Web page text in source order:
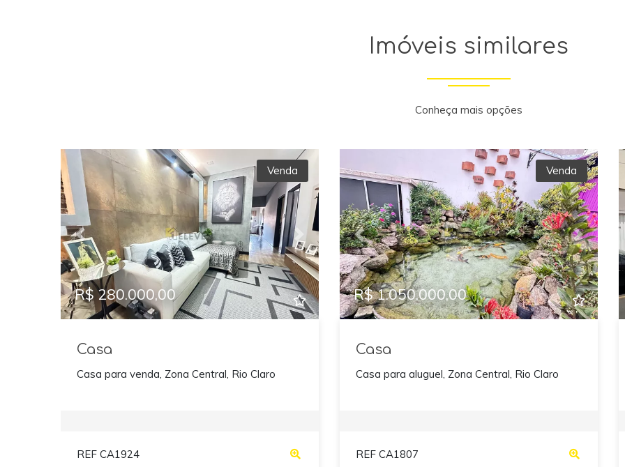
Imóveis similares
Conheça mais opções
Previous Next
Venda
R$ 280.000,00
Casa
Casa para venda, Zona Central, Rio Claro
REF CA1924
Previous Next
Venda
R$ 1.050.000,00
Casa
Casa para aluguel, Zona Central, Rio Claro
REF CA1807